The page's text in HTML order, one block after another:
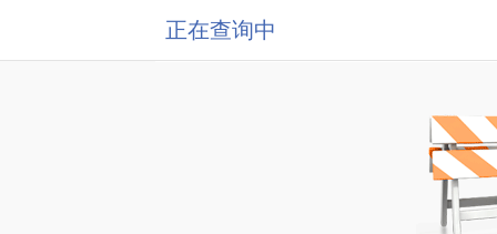
正在查询中